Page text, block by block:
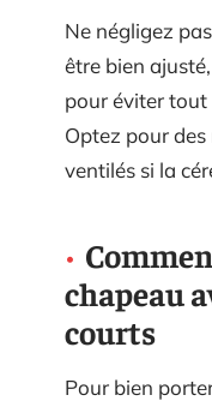
Ne négligez
être bien
pour éviter
Optez pour des
ventilés si la
chapeau
courts
Pour bien